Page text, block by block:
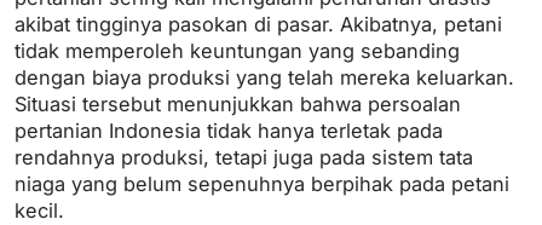
akibat tingginya pasokan di pasar. Akibatnya, petani
tidak memperoleh keuntungan yang sebanding
dengan biaya produksi yang telah mereka keluarkan.
Situasi tersebut menunjukkan bahwa persoalan
pertanian Indonesia tidak hanya terletak pada
rendahnya produksi, tetapi juga pada sistem tata
niaga yang belum sepenuhnya berpihak pada petani
kecil.